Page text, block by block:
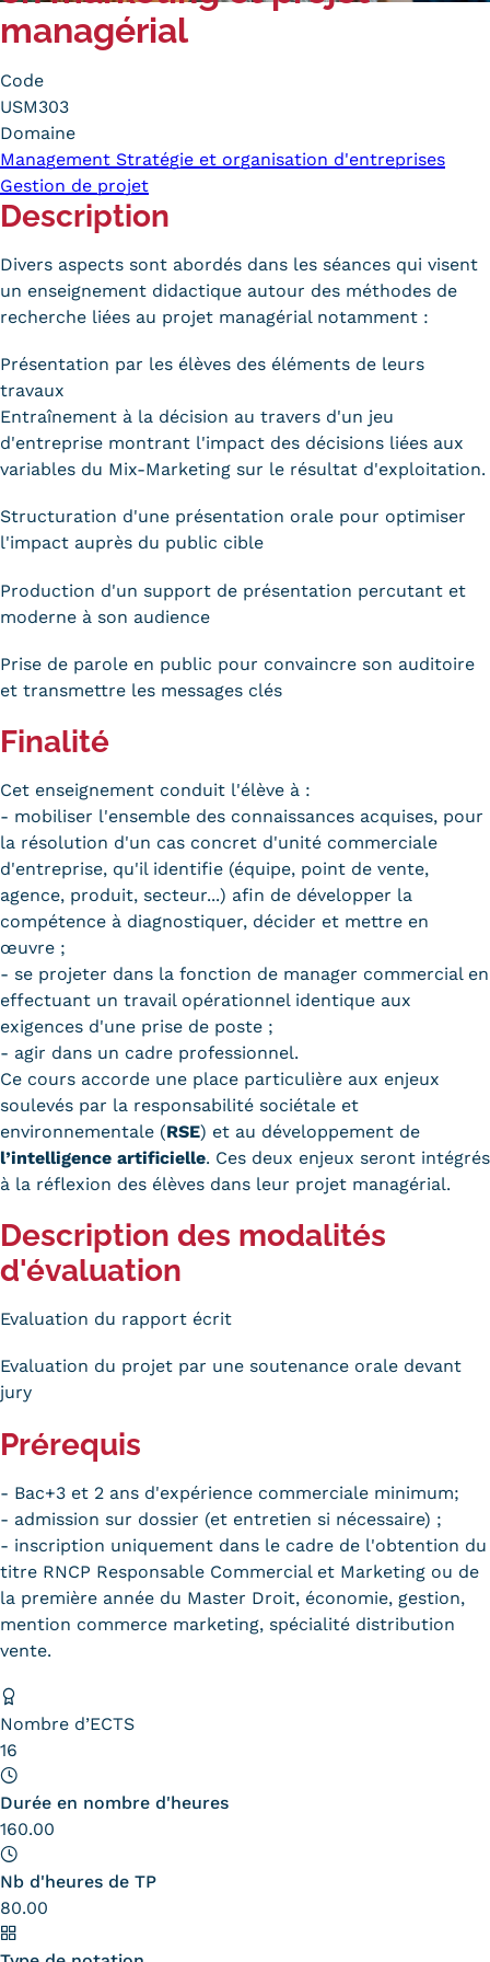
Carte lieux et centres Cnam en
Quoi de neuf au Cnam BFC?
Actualités
Revue de presse
Formulaire de contact
Formations
Trouver votre formation
OFFRE NATIONALE
Catalogue national
suites de parcours
Modalités d'enseignement
Formation en présentiel
Alternance
Enseignement à distance
Validation des Acquis de
l'Expérience (VAE)
Validation des études
supérieures (VES)
Validation des acquis
(VAPP)
Discrimination/égalité/mixité
Témoignages
Statistiques
FAQ
Lexique
Téléchargements
Le Cnam ICSV
Règlement intérieur
Modalités d'inscription
managérial
Code
USM303
Domaine
Management Stratégie et organisation d'entreprises
Gestion de projet
Description
Divers aspects sont abordés dans les séances qui visent
un enseignement didactique autour des méthodes de
recherche liées au projet managérial notamment :
Présentation par les élèves des éléments de leurs
travaux
Entraînement à la décision au travers d'un jeu
d'entreprise montrant l'impact des décisions liées aux
variables du Mix-Marketing sur le résultat d'exploitation.
Structuration d'une présentation orale pour optimiser
l'impact auprès du public cible
Production d'un support de présentation percutant et
moderne à son audience
Prise de parole en public pour convaincre son auditoire
et transmettre les messages clés
Finalité
Cet enseignement conduit l'élève à :
- mobiliser l'ensemble des connaissances acquises, pour
la résolution d'un cas concret d'unité commerciale
d'entreprise, qu'il identifie (équipe, point de vente,
agence, produit, secteur...) afin de développer la
compétence à diagnostiquer, décider et mettre en
œuvre ;
- se projeter dans la fonction de manager commercial en
effectuant un travail opérationnel identique aux
exigences d'une prise de poste ;
- agir dans un cadre professionnel.
Ce cours accorde une place particulière aux enjeux
soulevés par la responsabilité sociétale et
environnementale (RSE) et au développement de
l’intelligence artificielle. Ces deux enjeux seront intégrés
à la réflexion des élèves dans leur projet managérial.
Description des modalités
d'évaluation
Evaluation du rapport écrit
Evaluation du projet par une soutenance orale devant
jury
Prérequis
- Bac+3 et 2 ans d'expérience commerciale minimum;
- admission sur dossier (et entretien si nécessaire) ;
- inscription uniquement dans le cadre de l'obtention du
titre RNCP Responsable Commercial et Marketing ou de
la première année du Master Droit, économie, gestion,
mention commerce marketing, spécialité distribution
vente.
Nombre d’ECTS
16
Durée en nombre d'heures
160.00
Nb d'heures de TP
80.00